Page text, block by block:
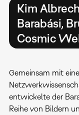
Kim
Barabási,
Cosmic
Gemeinsam mit
entwickelte der
Reihe von Bildern